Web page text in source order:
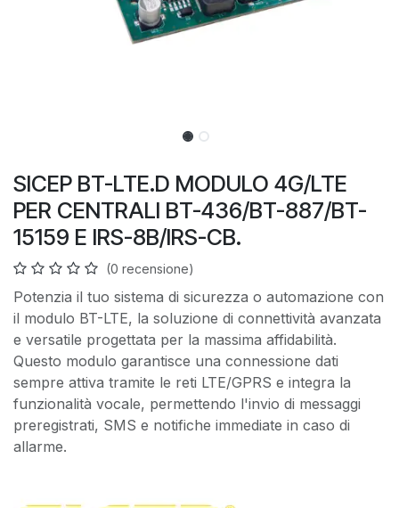
SICEP BT-LTE.D MODULO 4G/LTE
PER CENTRALI BT-436/BT-887/BT-
15159 E IRS-8B/IRS-CB.
(0 recensione)
Potenzia il tuo sistema di sicurezza o automazione con
il modulo BT-LTE, la soluzione di connettività avanzata
e versatile progettata per la massima affidabilità.
Questo modulo garantisce una connessione dati
sempre attiva tramite le reti LTE/GPRS e integra la
funzionalità vocale, permettendo l'invio di messaggi
preregistrati, SMS e notifiche immediate in caso di
allarme.